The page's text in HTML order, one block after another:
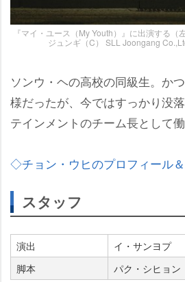
『マイ・ユース（My Youth）』に出演する（
ジュンギ（C） SLL Joongang
ソンウ・ヘの高校の同級生。か
様だったが、今ではすっかり没
テインメントのチーム長として働
◇チョン・ウヒのプロフィール
スタッフ
演出
イ・サンヨプ
脚本
パク・シヒョン